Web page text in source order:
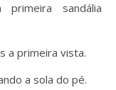
sandália
a primeira vista.
a sola do pé.